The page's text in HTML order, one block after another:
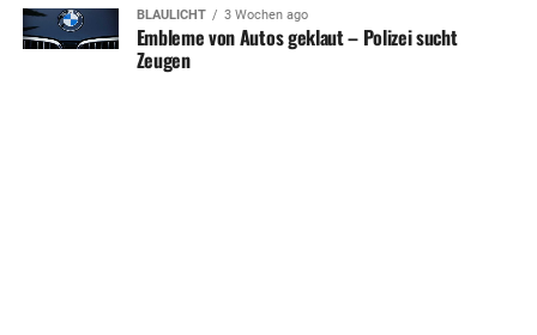
BLAULICHT 3 Wochen ago
Embleme von Autos geklaut – Polizei sucht
Zeugen